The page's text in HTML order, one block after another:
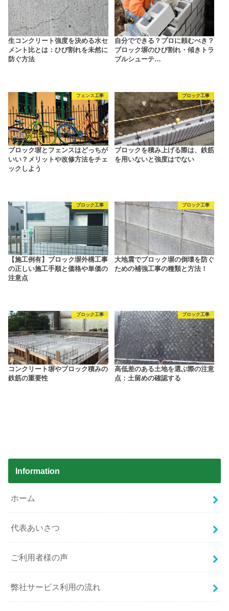
生コンクリート強度を決める水セ
メント比とは：ひび割れを未然に
防ぐ方法
自分でできる？プロに頼むべき？
ブロック塀のひび割れ・傾きトラ
ブルシューテ…
フェンス工事
ブロック塀とフェンスはどっちが
いい？メリットや改修方法をチェ
ックしよう
ブロック工事
ブロックを積み上げる際は、鉄筋
を用いないと強度はでない
ブロック工事
【施工例有】ブロック塀外構工事
の正しい施工手順と価格や単価の
注意点
ブロック工事
大地震でブロック塀の倒壊を防ぐ
ための補強工事の種類と方法！
ブロック工事
コンクリート塀やブロック積みの
鉄筋の重要性
ブロック工事
高低差のある土地を選ぶ際の注意
点：土留めの確認する
Information
ホーム
代表あいさつ
ご利用者様の声
弊社サービス利用の流れ